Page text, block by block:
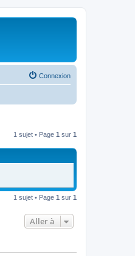
Connexion
1 sujet • Page 1 sur 1
1 sujet • Page 1 sur 1
Aller à